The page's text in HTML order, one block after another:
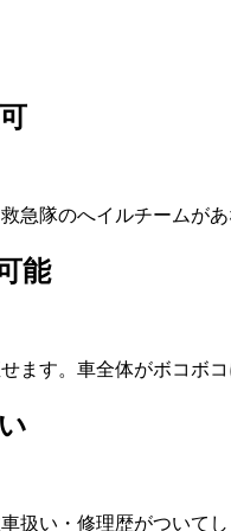
急隊のへイルチームが
能
ます。車全体がボコボ
扱い・修理歴がついて